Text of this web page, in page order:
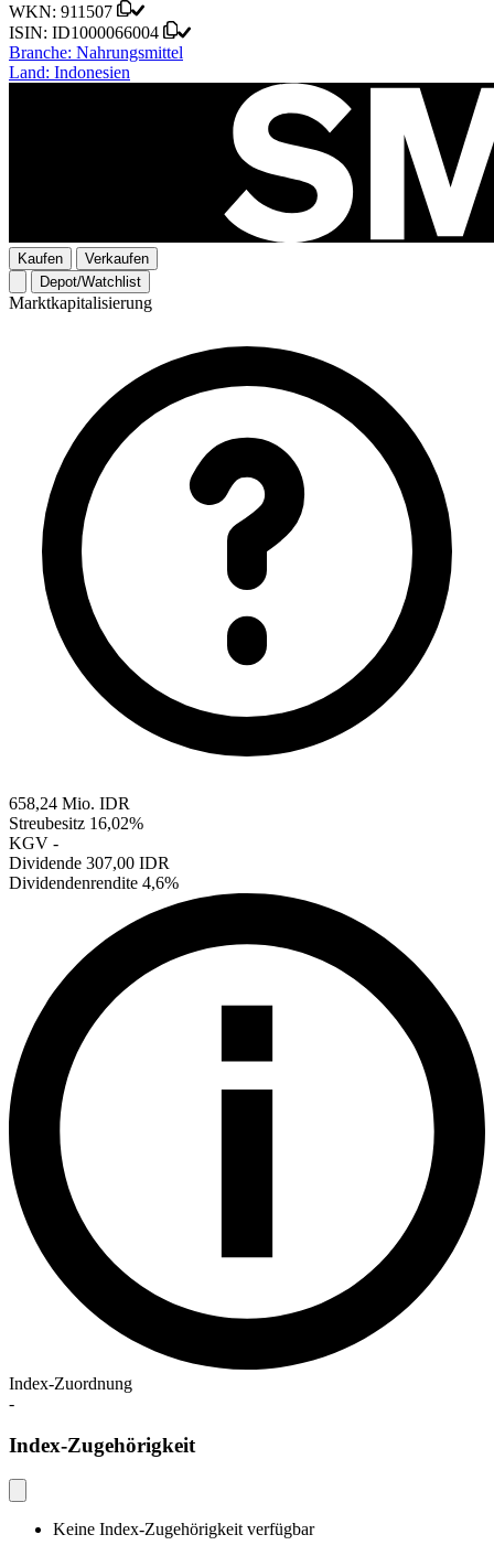
WKN: 911507
ISIN: ID1000066004
Branche: Nahrungsmittel
Land: Indonesien
Kaufen
Verkaufen
Depot/Watchlist
Marktkapitalisierung
658,24 Mio. IDR
Streubesitz 16,02%
KGV -
Dividende 307,00 IDR
Dividendenrendite 4,6%
Index-Zuordnung
-
Index-Zugehörigkeit
Keine Index-Zugehörigkeit verfügbar